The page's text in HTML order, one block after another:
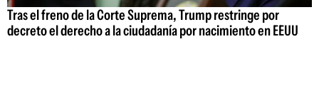
Tras el freno de la Corte Suprema, Trump restringe por
decreto el derecho a la ciudadanía por nacimiento en EEUU